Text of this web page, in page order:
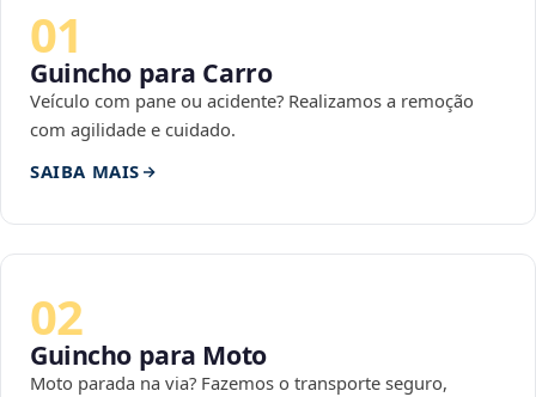
01
Guincho para Carro
Veículo com pane ou acidente? Realizamos a remoção
com agilidade e cuidado.
SAIBA MAIS
02
Guincho para Moto
Moto parada na via? Fazemos o transporte seguro,